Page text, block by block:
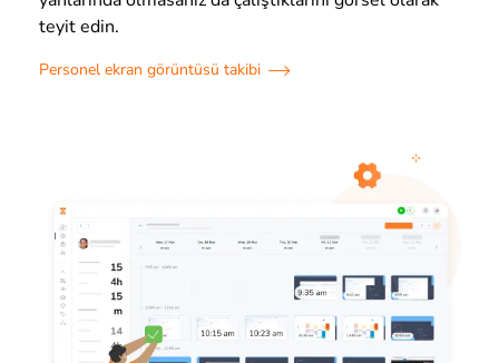
teyit edin.
Personel ekran görüntüsü takibi